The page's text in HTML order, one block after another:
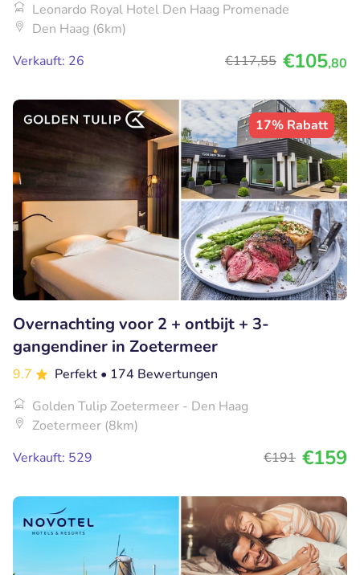
Leonardo Royal Hotel Den Haag Promenade
Den Haag (6km)
Verkauft: 26
€117,55 €105,80
17% Rabatt
Overnachting voor 2 + ontbijt + 3-
gangendiner in Zoetermeer
9.7 Perfekt • 174 Bewertungen
Golden Tulip Zoetermeer - Den Haag
Zoetermeer (8km)
Verkauft: 529
€191 €159